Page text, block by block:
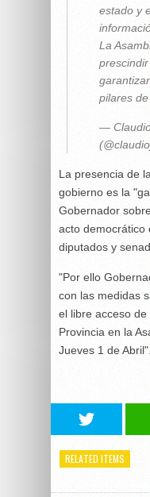
estado y
La
pilares de
—
La presencia de
gobierno es la
Gobernador
acto democrático
diputados y
"Por ello
con las medidas
el libre acceso
Provincia en la
Jueves 1 de Abril".
RELATED ITEMS